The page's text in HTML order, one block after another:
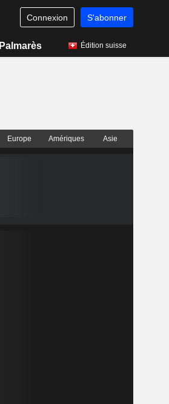
Connexion S'abonner
Palmarès Édition suisse
Europe Amériques Asie